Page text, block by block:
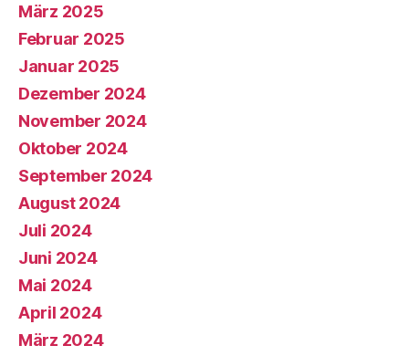
März 2025
Februar 2025
Januar 2025
Dezember 2024
November 2024
Oktober 2024
September 2024
August 2024
Juli 2024
Juni 2024
Mai 2024
April 2024
März 2024